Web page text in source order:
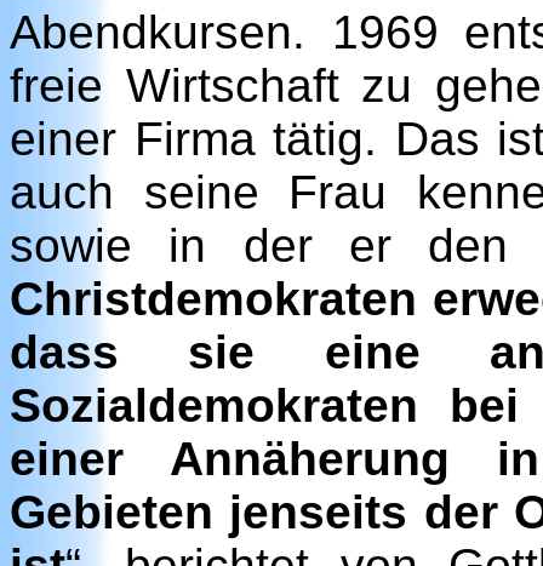
Abendkursen. 1969
freie Wirtschaft zu
einer Firma tätig. Das
auch seine Frau
sowie in der er den
Christdemokraten
dass sie eine
Sozialdemokraten
einer Annäherung
Gebieten jenseits der